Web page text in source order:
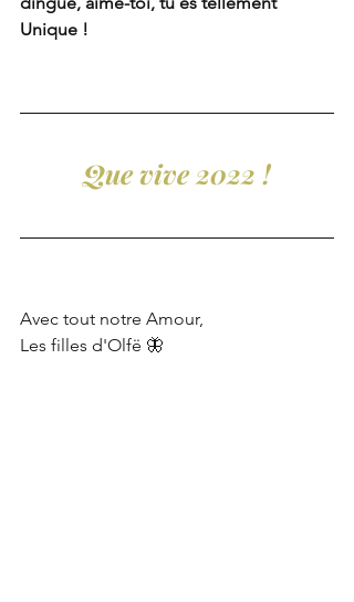
Unique !
Que vive 2022 !
Avec tout notre Amour,
Les filles d'Olfë 🦋